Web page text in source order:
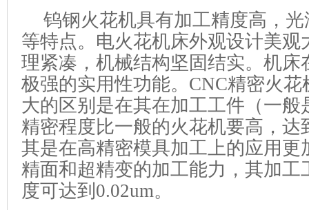
钨钢火花机具有加工精度高，
等特点。电火花机床外观设计美观
理紧凑，机械结构坚固结实。机床
极强的实用性功能。 CNC精密火
大的区别是在其在加工工件（一般
精密程度比一般的火花机要高，达
其是在高精密模具加工上的应用更
精面和超精变的加工能力，其加工
度可达到0.02um。